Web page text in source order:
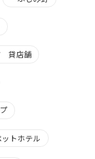
貸店舗
トホテル